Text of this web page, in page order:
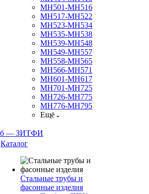
МН501-МН516
МН517-МН522
МН523-МН534
МН535-МН538
МН539-МН548
МН549-МН557
МН558-МН565
МН566-МН571
МН601-МН617
МН701-МН725
МН726-МН775
МН776-МН795
Ещё
Каталог
Стальные трубы и
фасонные изделия